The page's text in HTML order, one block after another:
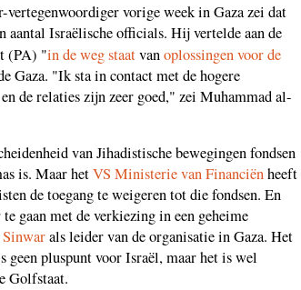
vorige week in Gaza zei dat
aantal Israëlische officials. Hij vertelde aan de
(PA) "in de weg staatvanoplossingen voor de
Gaza. "Ik sta in contact met de hogere
de relaties zijn zeer goed," zei Muhammad al-
van Jihadistische bewegingen fondsen
is. Maar hetVS Ministerie van Financiënheeft
de toegang te weigeren tot die fondsen. En
gaan met de verkiezing in een geheime
Sinwarals leider van de organisatie in Gaza. Het
pluspunt voor Israël, maar het is wel
Golfstaat.